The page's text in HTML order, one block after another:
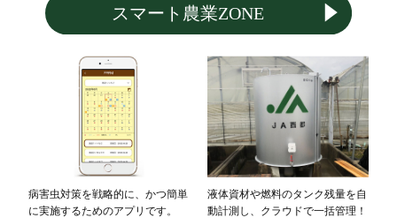
病害虫対策を戦略的に、かつ簡単
に実施するためのアプリです。
液体資材や燃料のタンク残量を自
動計測し、クラウドで一括管理！